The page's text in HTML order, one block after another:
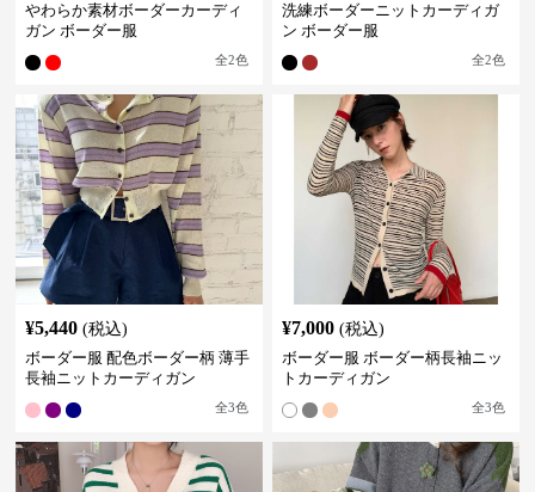
やわらか素材ボーダーカーディ
ガン ボーダー服
全2色
洗練ボーダーニットカーディガ
ン ボーダー服
全2色
¥5,440 (税込)
ボーダー服 配色ボーダー柄 薄手
長袖ニットカーディガン
全3色
¥7,000 (税込)
ボーダー服 ボーダー柄長袖ニッ
トカーディガン
全3色